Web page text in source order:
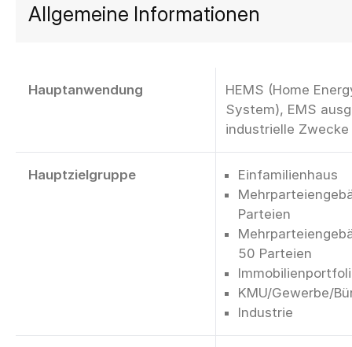
Allgemeine Informationen
Hauptanwendung
HEMS (Home
System), EMS
industrielle Zwecke
Hauptzielgruppe
Einfamilienhaus
Parteien
50 Parteien
KMU/Gewerbe/
Industrie